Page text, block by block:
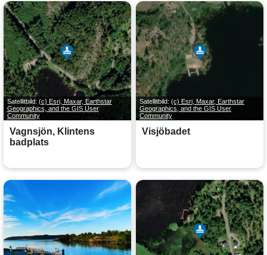
Satellitbild: (c) Esri, Maxar, Earthstar
Geographics, and the GIS User
Community
Vagnsjön, Klintens
badplats
Satellitbild: (c) Esri, Maxar, Earthstar
Geographics, and the GIS User
Community
Visjöbadet